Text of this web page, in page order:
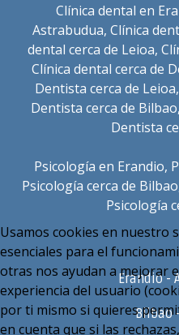
Clínica dental en
Astrabudua, Clínica
dental cerca de Leioa,
Clínica dental cerca de
Dentista cerca de Leioa,
Dentista cerca de Bilbao,
Dentista
Psicología en Erandio,
Psicología cerca de Bilbao
Psicología
Erandio -
Bilbao
Usamos cookies en nuestro
esenciales para el
otras nos ayudan a mejorar
experiencia del usuario
por ti mismo si quieres
en cuenta que si las